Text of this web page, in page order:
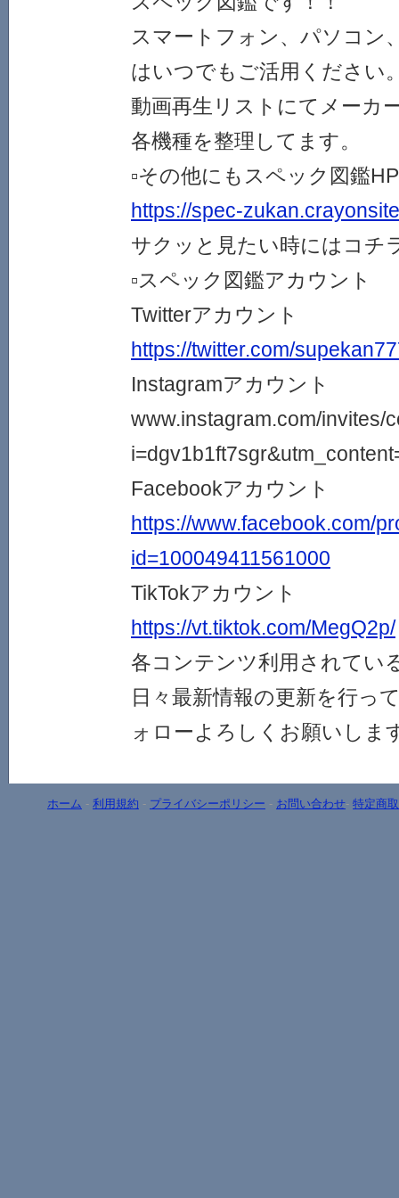
スマートフォン、パソコン
はいつでもご活用ください
動画再生リストにてメーカ
各機種を整理してます。
▫その他にもスペック図鑑
https://spec-
サクッと見たい時にはコチ
▫スペック図鑑アカウント
Twitterアカウント
https://twitter.com/
Instagramアカウント
www.instagram.com/invites/
Facebookアカウント
https://www.facebook.com/
id=100049411561000
TikTokアカウント
https://vt.tiktok.com/MegQ2p/
各コンテンツ利用されてい
日々最新情報の更新を行っ
ォローよろしくお願いしま
ホーム - 利用規約 - プライバシーポリシー - お問い合わせ- 特定商